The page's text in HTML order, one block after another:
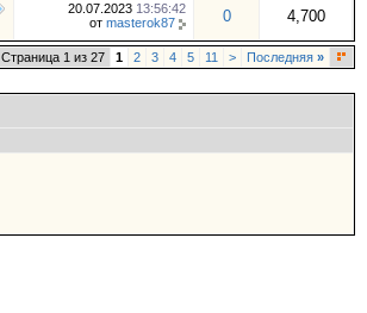
20.07.2023 13:56:42
от masterok87 0 4,700
Страница 1 из 27 1 2 3 4 5 11 > Последняя »